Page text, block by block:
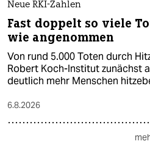
Neue RKI-Zahlen
Fast doppelt so viele
wie angenommen
Von rund 5.000 Toten durch
Robert Koch-Institut zunächst
deutlich mehr Menschen
6.8.2026